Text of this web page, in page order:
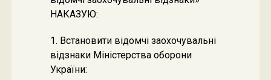
НАКАЗУЮ:
1. Встановити відомчі заохочувальні
відзнаки Міністерства оборони
України: